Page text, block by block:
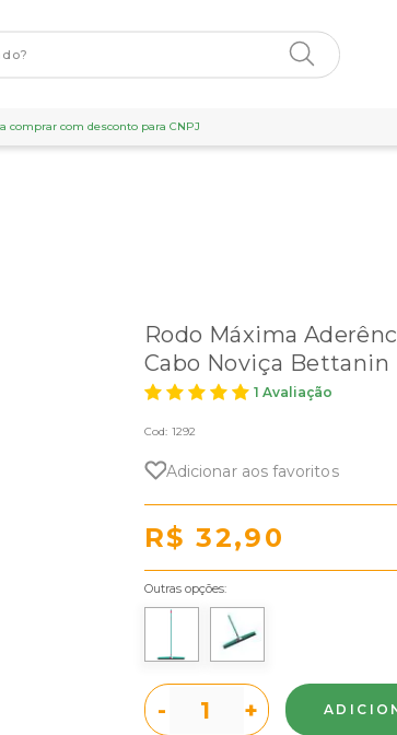
comprar com desconto para CNPJ
Rodo Máxima
Cabo Noviça Bettanin
1 Avaliação
Cod: 1292
Adicionar aos favoritos
R$ 32,90
Outras opções:
- +